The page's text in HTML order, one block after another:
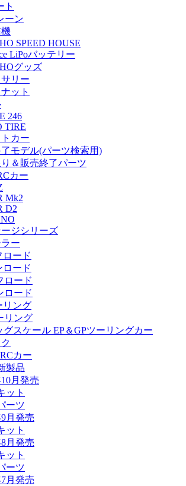
ト
ーン
SPEED HOUSE
LiPoバッテリー
グッズ
リー
ット
246
TIRE
カー
モデル(パーツ検索用)
＆販売終了パーツ
カー
Mk2
D2
ージシリーズ
ー
ロード
ロード
ロード
ロード
リング
リング
グスケール EP＆GPツーリングカー
カー
製品
月発売
ット
ーツ
月発売
ット
月発売
ット
ーツ
月発売